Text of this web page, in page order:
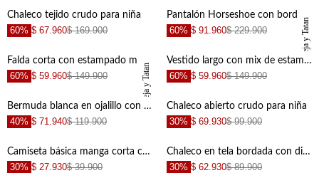
+ +
+ +
+ +
+ +
Chaleco tejido crudo para niña
60% $ 67.960$ 169.900 TNS x Maleja y Tatan
Pantalón Horseshoe con bordado de flores crudo para niña
60% $ 91.960$ 229.900
TNS x Maleja y Tatan
Falda corta con estampado militar para niña
60% $ 59.960$ 149.900
Vestido largo con mix de estampados para niña
60% $ 59.960$ 149.900
Bermuda blanca en ojalillo con boleros para niña
40% $ 71.940$ 119.900
Chaleco abierto crudo para niña
30% $ 69.930$ 99.900
Camiseta básica manga corta crudo para niña con diseño limpio
30% $ 27.930$ 39.900
Chaleco en tela bordada con diseño de flores para niña
30% $ 62.930$ 89.900